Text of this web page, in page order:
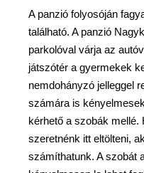
A panzió folyosóján
található. A panzió
parkolóval várja az
játszótér a gyermekek
nemdohányzó jelleggel
számára is
kérhető a szobák mellé.
szeretnénk itt eltölteni,
számíthatunk. A szobát